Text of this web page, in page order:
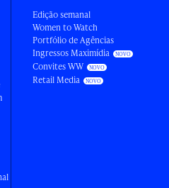
Edição semanal
Women to Watch
Portfólio de Agências
Ingressos Maximídia
Convites WW
Retail Media